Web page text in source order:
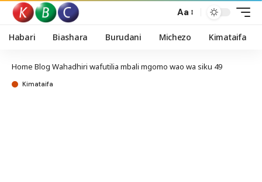
Aa
Habari Biashara Burudani Michezo Kimataifa
Home Blog Wahadhiri wafutilia mbali mgomo wao wa siku 49
Kimataifa